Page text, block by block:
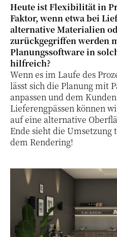
Heute ist Flexibilität in
Faktor, wenn etwa bei
alternative Materialien
zurückgegriffen werden
Planungssoftware in
hilfreich?
Wenn es im Laufe des
lässt sich die Planung mit
anpassen und dem
Lieferengpässen können
auf eine alternative
Ende sieht die Umsetzung
dem Rendering!